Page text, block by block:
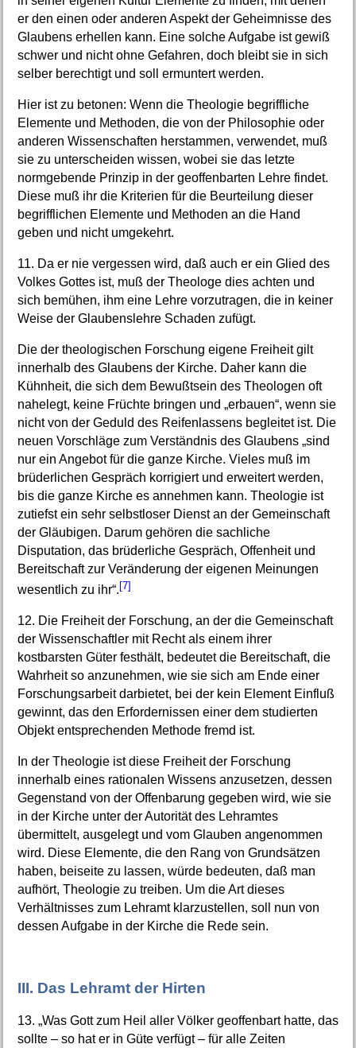
er den einen oder anderen Aspekt der Geheimnisse des
Glaubens erhellen kann. Eine solche Aufgabe ist gewiß
schwer und nicht ohne Gefahren, doch bleibt sie in sich
selber berechtigt und soll ermuntert werden.
Hier ist zu betonen: Wenn die Theologie begriffliche
Elemente und Methoden, die von der Philosophie oder
anderen Wissenschaften herstammen, verwendet, muß
sie zu unterscheiden wissen, wobei sie das letzte
normgebende Prinzip in der geoffenbarten Lehre findet.
Diese muß ihr die Kriterien für die Beurteilung dieser
begrifflichen Elemente und Methoden an die Hand
geben und nicht umgekehrt.
11. Da er nie vergessen wird, daß auch er ein Glied des
Volkes Gottes ist, muß der Theologe dies achten und
sich bemühen, ihm eine Lehre vorzutragen, die in keiner
Weise der Glaubenslehre Schaden zufügt.
Die der theologischen Forschung eigene Freiheit gilt
innerhalb des Glaubens der Kirche. Daher kann die
Kühnheit, die sich dem Bewußtsein des Theologen oft
nahelegt, keine Früchte bringen und „erbauen“, wenn sie
nicht von der Geduld des Reifenlassens begleitet ist. Die
neuen Vorschläge zum Verständnis des Glaubens „sind
nur ein Angebot für die ganze Kirche. Vieles muß im
brüderlichen Gespräch korrigiert und erweitert werden,
bis die ganze Kirche es annehmen kann. Theologie ist
zutiefst ein sehr selbstloser Dienst an der Gemeinschaft
der Gläubigen. Darum gehören die sachliche
Disputation, das brüderliche Gespräch, Offenheit und
Bereitschaft zur Veränderung der eigenen Meinungen
wesentlich zu ihr“. [7]
12. Die Freiheit der Forschung, an der die Gemeinschaft
der Wissenschaftler mit Recht als einem ihrer
kostbarsten Güter festhält, bedeutet die Bereitschaft, die
Wahrheit so anzunehmen, wie sie sich am Ende einer
Forschungsarbeit darbietet, bei der kein Element Einfluß
gewinnt, das den Erfordernissen einer dem studierten
Objekt entsprechenden Methode fremd ist.
In der Theologie ist diese Freiheit der Forschung
innerhalb eines rationalen Wissens anzusetzen, dessen
Gegenstand von der Offenbarung gegeben wird, wie sie
in der Kirche unter der Autorität des Lehramtes
übermittelt, ausgelegt und vom Glauben angenommen
wird. Diese Elemente, die den Rang von Grundsätzen
haben, beiseite zu lassen, würde bedeuten, daß man
aufhört, Theologie zu treiben. Um die Art dieses
Verhältnisses zum Lehramt klarzustellen, soll nun von
dessen Aufgabe in der Kirche die Rede sein.
III. Das Lehramt der Hirten
13. „Was Gott zum Heil aller Völker geoffenbart hatte, das
sollte – so hat er in Güte verfügt – für alle Zeiten